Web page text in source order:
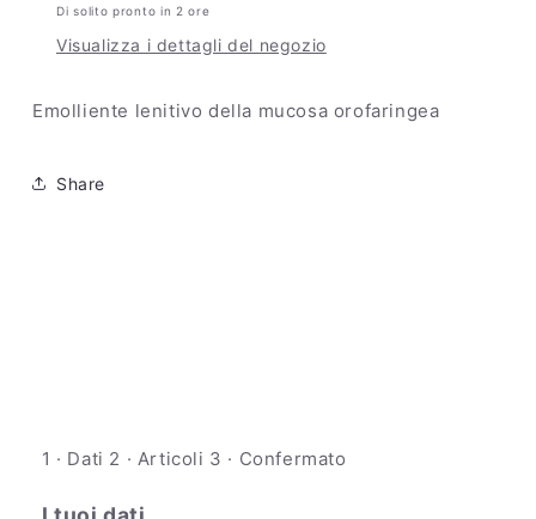
Di solito pronto in 2 ore
Visualizza i dettagli del negozio
Emolliente lenitivo della mucosa orofaringea
Share